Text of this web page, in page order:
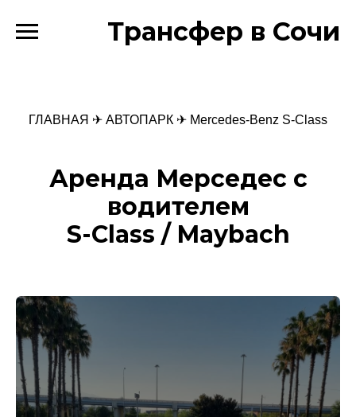
Трансфер в Сочи
ГЛАВНАЯ ✈ АВТОПАРК ✈ Mercedes-Benz S-Class
Аренда Мерседес с
водителем
S-Class / Maybach